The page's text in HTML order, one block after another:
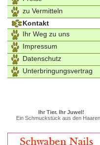
zu Vermitteln
Kontakt
Ihr Weg zu uns
Impressum
Datenschutz
Unterbringungsvertrag
Ihr Tier. Ihr Juwel!
Ein Schmuckstück aus den Haaren